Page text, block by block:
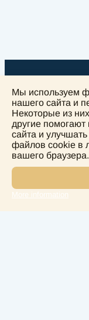
Мы используем
нашего сайта и
Некоторые из
другие
сайта и
файлов cookie в
вашего браузера.
More information